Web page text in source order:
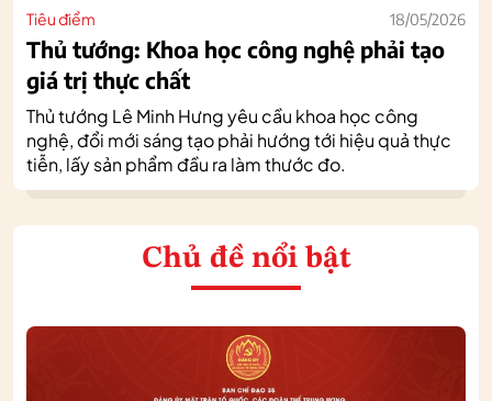
Tiêu điểm 18/05/2026
Thủ tướng: Khoa học công nghệ phải tạo
giá trị thực chất
Thủ tướng Lê Minh Hưng yêu cầu khoa học công
nghệ, đổi mới sáng tạo phải hướng tới hiệu quả thực
tiễn, lấy sản phẩm đầu ra làm thước đo.
Chủ đề nổi bật